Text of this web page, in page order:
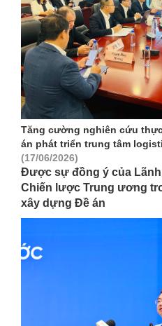
Tăng cường nghiên cứu
án phát triển trung tâm
(17/06/2026)
Được sự đồng ý của
Chiến lược Trung ương
xây dựng Đề án